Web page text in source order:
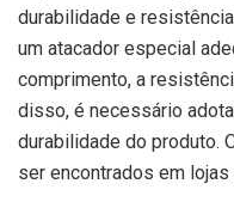
durabilidade e
um atacador especial
comprimento, a
disso, é necessário
durabilidade do produto.
ser encontrados em